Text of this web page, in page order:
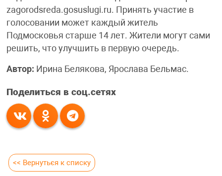
zagorodsreda.gosuslugi.ru. Принять участие в
голосовании может каждый житель
Подмосковья старше 14 лет. Жители могут сами
решить, что улучшить в первую очередь.
Автор: Ирина Белякова, Ярослава Бельмас.
Поделиться в соц.сетях
<< Вернуться к списку